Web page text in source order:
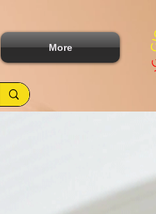
More